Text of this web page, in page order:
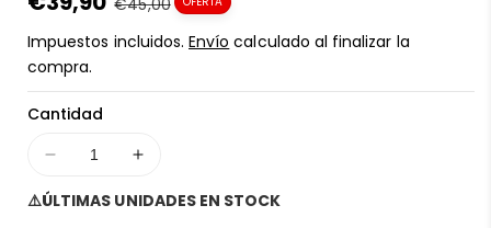
en
oferta
regular
Impuestos incluidos.Envío calculado al finalizar la
compra.
Cantidad
Disminuir
cantidad
para
Aumentar
para
⚠️ÚLTIMAS UNIDADES EN STOCK